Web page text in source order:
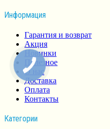
Информация
Гарантия и возврат
Акция
Новинки
Полезное
О нас
Доставка
Оплата
Контакты
Категории